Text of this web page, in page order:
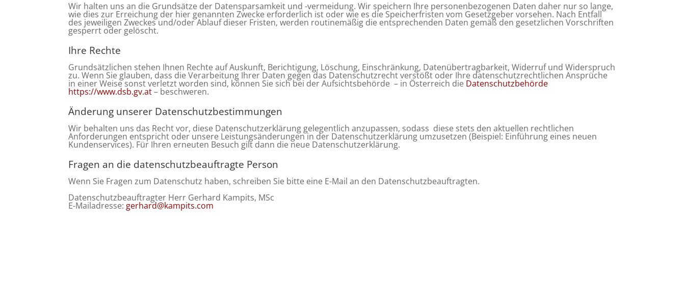
Wir halten uns an die Grundsätze der Datensparsamkeit und -vermeidung. Wir speichern Ihre personenbezogenen Daten daher nur so lange,
wie dies zur Erreichung der hier genannten Zwecke erforderlich ist oder wie es die Speicherfristen vom Gesetzgeber vorsehen. Nach Entfall
des jeweiligen Zweckes und/oder Ablauf dieser Fristen, werden routinemäßig die entsprechenden Daten gemäß den gesetzlichen Vorschriften
gesperrt oder gelöscht.
Ihre Rechte
Grundsätzlichen stehen Ihnen Rechte auf Auskunft, Berichtigung, Löschung, Einschränkung, Datenübertragbarkeit, Widerruf und Widerspruch
zu. Wenn Sie glauben, dass die Verarbeitung Ihrer Daten gegen das Datenschutzrecht verstößt oder Ihre datenschutzrechtlichen Ansprüche
in einer Weise sonst verletzt worden sind, können Sie sich bei der Aufsichtsbehörde – in Österreich die Datenschutzbehörde
https://www.dsb.gv.at– beschweren.
Änderung unserer Datenschutzbestimmungen
Wir behalten uns das Recht vor, diese Datenschutzerklärung gelegentlich anzupassen, sodass diese stets den aktuellen rechtlichen
Anforderungen entspricht oder unsere Leistungsänderungen in der Datenschutzerklärung umzusetzen (Beispiel: Einführung eines neuen
Kundenservices). Für Ihren erneuten Besuch gilt dann die neue Datenschutzerklärung.
Fragen an die datenschutzbeauftragte Person
Wenn Sie Fragen zum Datenschutz haben, schreiben Sie bitte eine E-Mail an den Datenschutzbeauftragten.
Datenschutzbeauftragter Herr Gerhard Kampits, MSc
E-Mailadresse: gerhard@kampits.com